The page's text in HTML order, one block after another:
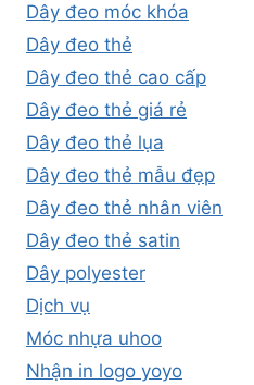
Dây đeo móc khóa
Dây đeo thẻ
Dây đeo thẻ cao cấp
Dây đeo thẻ giá rẻ
Dây đeo thẻ lụa
Dây đeo thẻ mẫu đẹp
Dây đeo thẻ nhân viên
Dây đeo thẻ satin
Dây polyester
Dịch vụ
Móc nhựa uhoo
Nhận in logo yoyo